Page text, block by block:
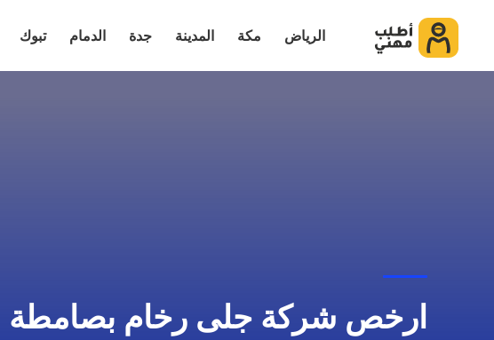
الرياض مكة المدينة جدة الدمام تبوك
ارخص شركة جلى رخام بصامطة